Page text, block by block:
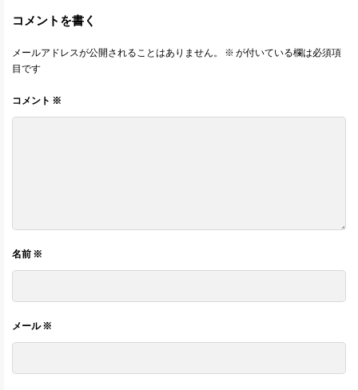
コメントを書く
メールアドレスが公開されることはありません。 ※ が付いている欄は必須項
目です
コメント ※
名前 ※
メール※